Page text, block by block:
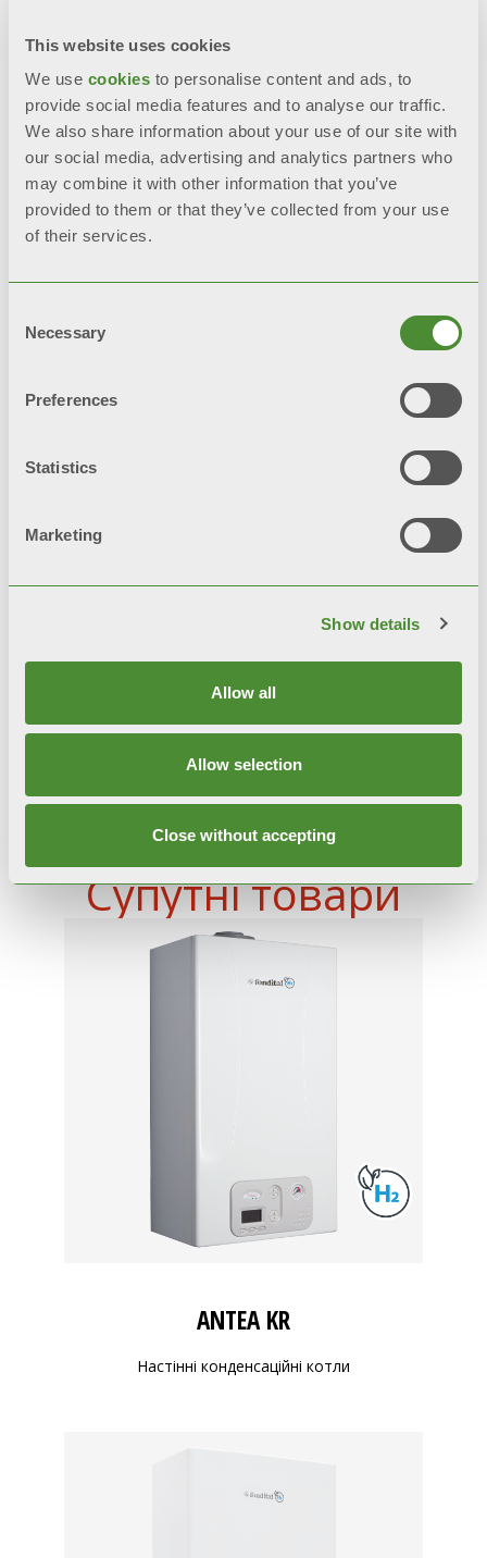
This website uses cookies
We use cookies to personalise content and ads, to
provide social media features and to analyse our traffic.
We also share information about your use of our site with
our social media, advertising and analytics partners who
may combine it with other information that you’ve
provided to them or that they’ve collected from your use
of their services.
Selection
Necessary
Preferences
Statistics
Marketing
Show details
Allow all
Allow selection
Close without accepting
сонячних колекторів (з
додатковим комплектом)
Погодозалежний режим роботи
по датчику зовнішньої
температури (опція)
пульту дистанційного
Програмування параметрів для
адаптації котла до системи
опалення та фіксація блокувань
Супутні товари
ANTEA KR
Настінні конденсаційні котли